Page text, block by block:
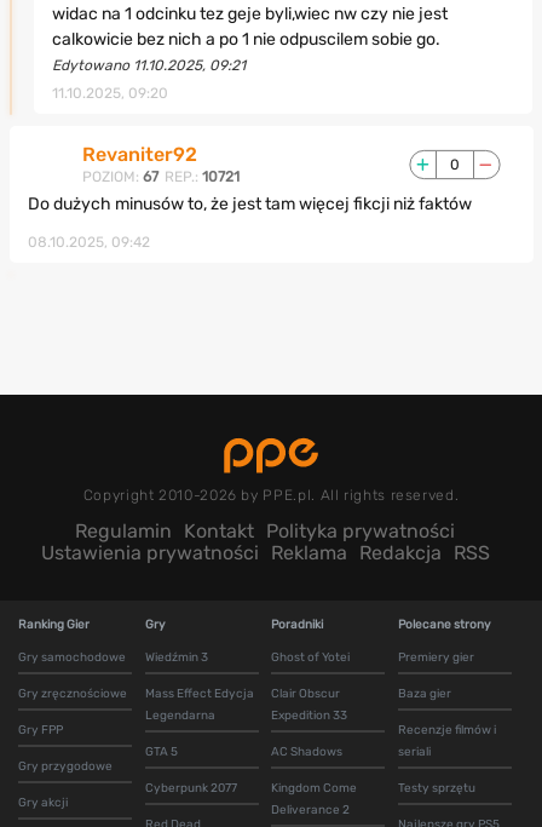
widac na 1 odcinku tez geje byli,wiec nw czy nie jest
calkowicie bez nich a po 1 nie odpuscilem sobie go.
Edytowano 11.10.2025, 09:21
11.10.2025, 09:20
Revaniter92
POZIOM: 67 REP.: 10721
0
Do dużych minusów to, że jest tam więcej fikcji niż faktów
08.10.2025, 09:42
Copyright 2010-2026 by PPE.pl. All rights reserved.
Regulamin Kontakt Polityka prywatności
Ustawienia prywatności
Reklama Redakcja RSS
Ranking Gier
Gry samochodowe
Gry zręcznościowe
Gry FPP
Gry przygodowe
Gry akcji
Gry
Wiedźmin 3
Mass Effect Edycja
Legendarna
GTA 5
Cyberpunk 2077
Poradniki
Ghost of Yotei
Clair Obscur
Expedition 33
AC Shadows
Kingdom Come
Deliverance 2
Polecane strony
Premiery gier
Baza gier
Recenzje filmów i
seriali
Testy sprzętu